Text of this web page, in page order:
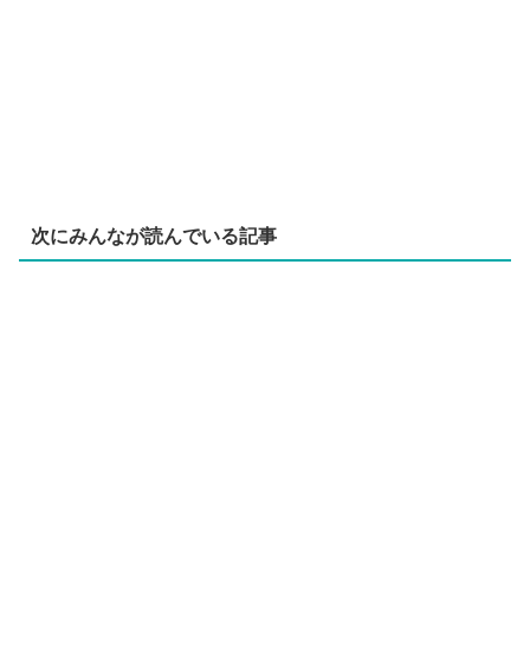
次にみんなが読んでいる記事